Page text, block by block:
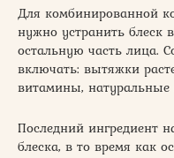
Для комбинированной
нужно устранить блеск
остальную часть лица.
включать: вытяжки
витамины, натуральные
Последний ингредиент
блеска, в то время как